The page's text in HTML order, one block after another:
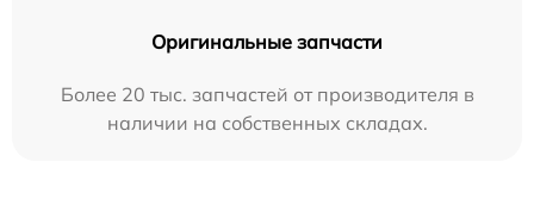
Оригинальные запчасти
Более 20 тыс. запчастей от производителя в
наличии на собственных складах.